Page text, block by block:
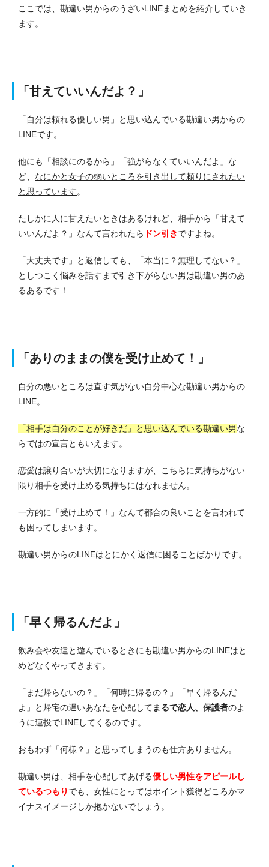
ここでは、勘違い男からのうざいLINEまとめを紹介していき
ます。
「甘えていいんだよ？」
「自分は頼れる優しい男」と思い込んでいる勘違い男からの
LINEです。
他にも「相談にのるから」「強がらなくていいんだよ」な
ど、 なにかと女子の弱いところを引き出して頼りにされたい
と思っています。
たしかに人に甘えたいときはあるけれど、相手から「甘えて
いいんだよ？」なんて言われたら ドン引きですよね。
「大丈夫です」と返信しても、「本当に？無理してない？」
としつこく悩みを話すまで引き下がらない男は勘違い男のあ
るあるです！
「ありのままの僕を受け止めて！」
自分の悪いところは直す気がない自分中心な勘違い男からの
LINE。
「相手は自分のことが好きだ」と思い込んでいる勘違い男な
らではの宣言ともいえます。
恋愛は譲り合いが大切になりますが、こちらに気持ちがない
限り相手を受け止める気持ちにはなれません。
一方的に「受け止めて！」なんて都合の良いことを言われて
も困ってしまいます。
勘違い男からのLINEはとにかく返信に困ることばかりです。
「早く帰るんだよ」
飲み会や友達と遊んでいるときにも勘違い男からのLINEはと
めどなくやってきます。
「まだ帰らないの？」「何時に帰るの？」「早く帰るんだ
よ」と帰宅の遅いあなたを心配して まるで恋人、保護者のよ
うに連投でLINEしてくるのです。
おもわず「何様？」と思ってしまうのも仕方ありません。
勘違い男は、相手を心配してあげる優しい男性をアピールし
ているつもり でも、女性にとってはポイント獲得どころかマ
イナスイメージしか抱かないでしょう。